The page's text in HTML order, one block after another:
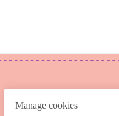
Manage cookies